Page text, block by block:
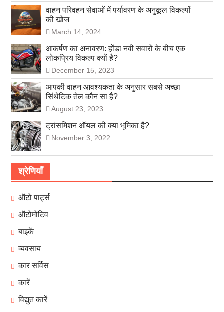
वाहन परिवहन सेवाओं में पर्यावरण के अनुकूल विकल्पों
की खोज
March 14, 2024
आकर्षण का अनावरण: होंडा नवी सवारों के बीच एक
लोकप्रिय विकल्प क्यों है?
December 15, 2023
आपकी वाहन आवश्यकता के अनुसार सबसे अच्छा
सिंथेटिक तेल कौन सा है?
August 23, 2023
ट्रांसमिशन ऑयल की क्या भूमिका है?
November 3, 2022
श्रेणियाँ
ऑटो पार्ट्स
ऑटोमोटिव
बाइकें
व्यवसाय
कार सर्विस
कारें
विद्युत कारें